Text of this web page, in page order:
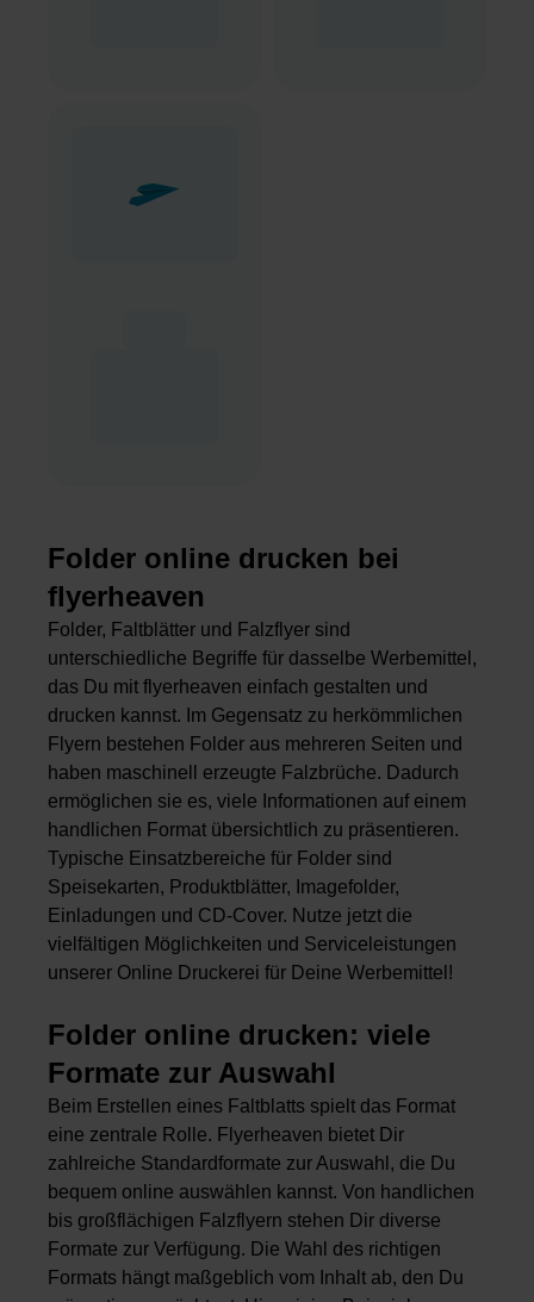
Folder online drucken bei
flyerheaven
Folder, Faltblätter und Falzflyer sind
unterschiedliche Begriffe für dasselbe Werbemittel,
das Du mit flyerheaven einfach gestalten und
drucken kannst. Im Gegensatz zu herkömmlichen
Flyern bestehen Folder aus mehreren Seiten und
haben maschinell erzeugte Falzbrüche. Dadurch
ermöglichen sie es, viele Informationen auf einem
handlichen Format übersichtlich zu präsentieren.
Typische Einsatzbereiche für Folder sind
Speisekarten, Produktblätter, Imagefolder,
Einladungen und CD-Cover. Nutze jetzt die
vielfältigen Möglichkeiten und Serviceleistungen
unserer Online Druckerei für Deine Werbemittel!
Folder online drucken: viele
Formate zur Auswahl
Beim Erstellen eines Faltblatts spielt das Format
eine zentrale Rolle. Flyerheaven bietet Dir
zahlreiche Standardformate zur Auswahl, die Du
bequem online auswählen kannst. Von handlichen
bis großflächigen Falzflyern stehen Dir diverse
Formate zur Verfügung. Die Wahl des richtigen
Formats hängt maßgeblich vom Inhalt ab, den Du